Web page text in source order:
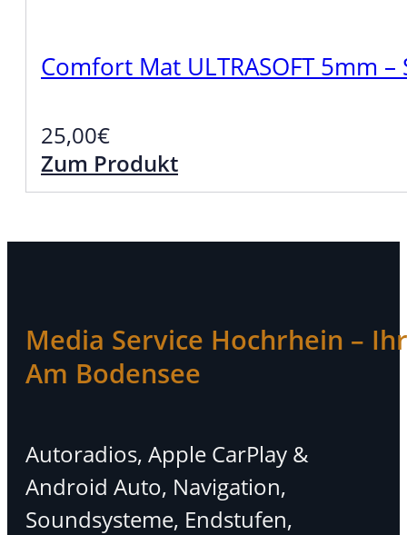
Comfort Mat ULTRASOFT 5mm
25,00€
Zum Produkt
Media Service Hochrhein –
Am Bodensee
Autoradios, Apple CarPlay &
Android Auto, Navigation,
Soundsysteme, Endstufen,